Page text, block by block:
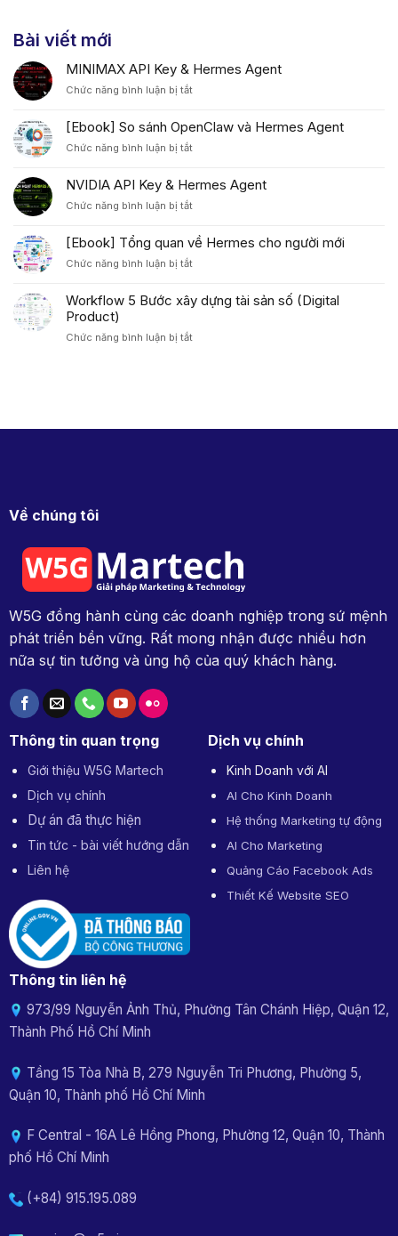
Bài viết mới
MINIMAX API Key & Hermes Agent
Chức năng bình luận bị tắtở
API
Key
&
Agent
[Ebook] So sánh OpenClaw và Hermes Agent
Chức năng bình luận bị tắtở
sánh
OpenClaw
Hermes
NVIDIA API Key & Hermes Agent
Chức năng bình luận bị tắtở
API
Key
&
Agent
[Ebook] Tổng quan về Hermes cho người mới
Chức năng bình luận bị tắtở
Tổng
quan
Hermes
Workflow 5 Bước xây dựng tài sản số (Digital
Product)
Chức năng bình luận bị tắtở
tài
Về chúng tôi
W5G đồng hành cùng các doanh nghiệp trong sứ mệnh
phát triển bền vững. Rất mong nhận được nhiều hơn
nữa sự tin tưởng và ủng hộ của quý khách hàng.
Thông tin quan trọng
Giới thiệu W5G Martech
Dịch vụ chính
Dự án đã thực hiện
Tin tức - bài viết hướng dẫn
Liên hệ
Dịch vụ chính
Kinh Doanh với AI
AI Cho Kinh Doanh
Hệ thống Marketing tự động
AI Cho Marketing
Quảng Cáo Facebook Ads
Thiết Kế Website SEO
Thông tin liên hệ
973/99 Nguyễn Ảnh Thủ, Phường Tân Chánh Hiệp, Quận 12,
Thành Phố Hồ Chí Minh
Tầng 15 Tòa Nhà B, 279 Nguyễn Tri Phương, Phường 5,
Quận 10, Thành phố Hồ Chí Minh
F Central - 16A Lê Hồng Phong, Phường 12, Quận 10, Thành
phố Hồ Chí Minh
(+84) 915.195.089